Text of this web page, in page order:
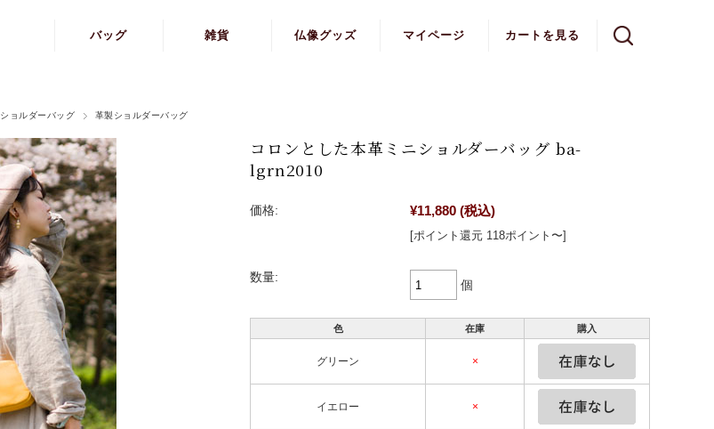
バッグ
手さげ
ショルダー
雑貨 仏像グッズ マイページ カートを見る
ショルダーバッグ 革製ショルダーバッグ
コロンとした本革ミニショルダーバッグ ba-
lgrn2010
価格: ¥11,880 (税込)
[ポイント還元 118ポイント〜]
数量:
個
色 在庫 購入
グリーン ×
イエロー ×